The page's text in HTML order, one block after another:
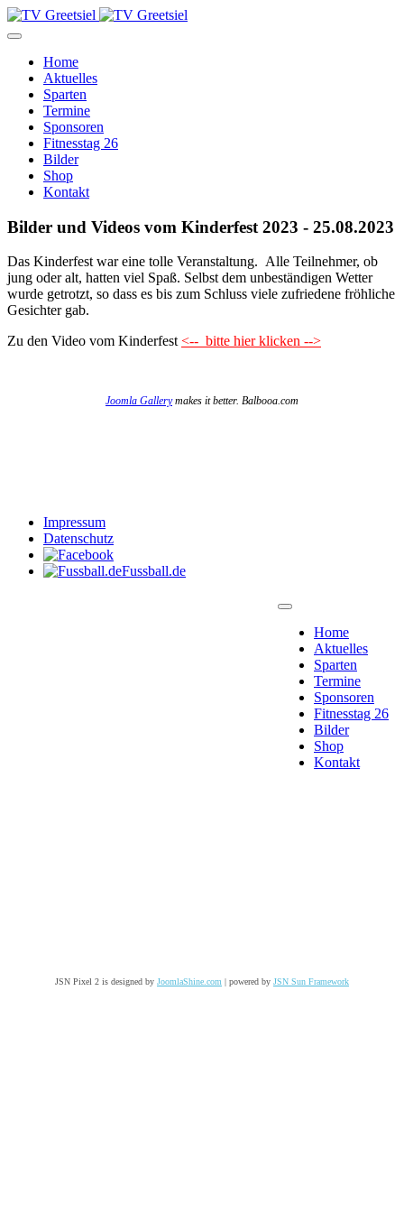
Home
Aktuelles
Sparten
Termine
Sponsoren
Fitnesstag 26
Bilder
Shop
Kontakt
Bilder und Videos vom Kinderfest 2023 - 25.08.2023
Das Kinderfest war eine tolle Veranstaltung. Alle Teilnehmer, ob
jung oder alt, hatten viel Spaß. Selbst dem unbeständigen Wetter
wurde getrotzt, so dass es bis zum Schluss viele zufriedene fröhliche
Gesichter gab.
Zu den Video vom Kinderfest<-- bitte hier klicken -->
Joomla Gallerymakes it better. Balbooa.com
Impressum
Datenschutz
Fussball.de
Home
Aktuelles
Sparten
Termine
Sponsoren
Fitnesstag 26
Bilder
Shop
Kontakt
JSN Pixel 2 is designed by JoomlaShine.com | powered by JSN Sun Framework